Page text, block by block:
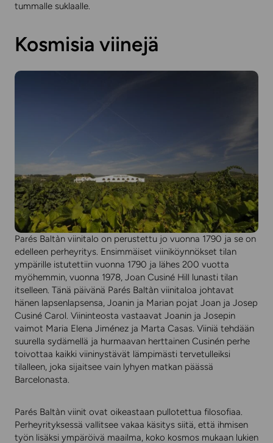
tummalle suklaalle.
Kosmisia viinejä
Parés Baltàn viinitalo on perustettu jo vuonna 1790 ja se on
edelleen perheyritys. Ensimmäiset viiniköynnökset tilan
ympärille istutettiin vuonna 1790 ja lähes 200 vuotta
myöhemmin, vuonna 1978, Joan Cusiné Hill lunasti tilan
itselleen. Tänä päivänä Parés Baltàn viinitaloa johtavat
hänen lapsenlapsensa, Joanin ja Marian pojat Joan ja Josep
Cusiné Carol. Viininteosta vastaavat Joanin ja Josepin
vaimot Maria Elena Jiménez ja Marta Casas. Viiniä tehdään
suurella sydämellä ja hurmaavan herttainen Cusinén perhe
toivottaa kaikki viininystävät lämpimästi tervetulleiksi
tilalleen, joka sijaitsee vain lyhyen matkan päässä
Barcelonasta.
Parés Baltàn viinit ovat oikeastaan pullotettua filosofiaa.
Perheyrityksessä vallitsee vakaa käsitys siitä, että ihmisen
työn lisäksi ympäröivä maailma, koko kosmos mukaan lukien